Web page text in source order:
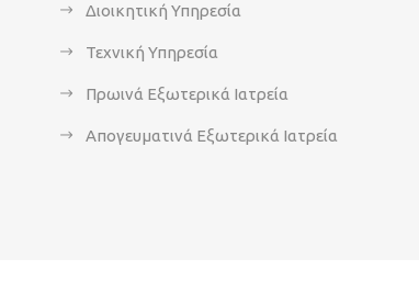
Διοικητική Υπηρεσία
Τεχνική Υπηρεσία
Πρωινά Εξωτερικά Ιατρεία
Απογευματινά Εξωτερικά Ιατρεία